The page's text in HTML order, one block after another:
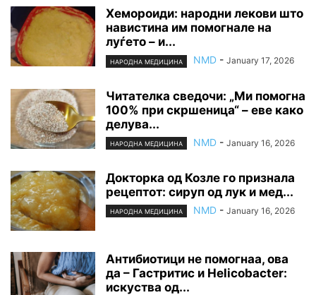
Хемороиди: народни лекови што
навистина им помогнале на
луѓето – и...
НАРОДНА МЕДИЦИНА NMD - January 17, 2026
Читателка сведочи: „Ми помогна
100% при скршеница“ – еве како
делува...
НАРОДНА МЕДИЦИНА NMD - January 16, 2026
Докторка од Козле го признала
рецептот: сируп од лук и мед...
НАРОДНА МЕДИЦИНА NMD - January 16, 2026
Антибиотици не помогнаа, ова
да – Гастритис и Helicobacter:
искуства од...